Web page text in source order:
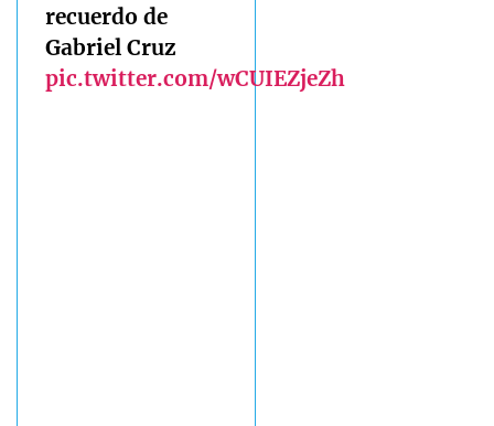
recuerdo de
Gabriel Cruz
pic.twitter.com/wCUIEZjeZh